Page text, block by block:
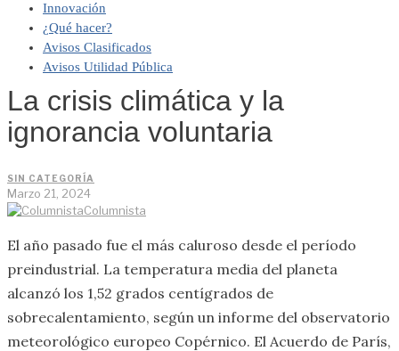
Innovación
¿Qué hacer?
Avisos Clasificados
Avisos Utilidad Pública
La crisis climática y la
ignorancia voluntaria
SIN CATEGORÍA
Marzo 21, 2024
Columnista
El año pasado fue el más caluroso desde el período
preindustrial. La temperatura media del planeta
alcanzó los 1,52 grados centígrados de
sobrecalentamiento, según un informe del observatorio
meteorológico europeo Copérnico. El Acuerdo de París,